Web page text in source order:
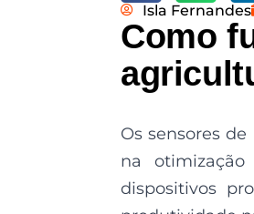
Isla Fernandes
Como
Os sensores
na
dispositivos